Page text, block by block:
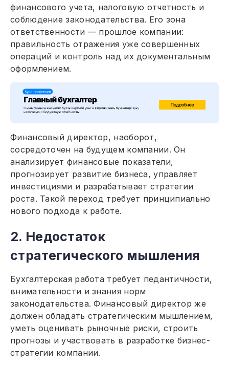
финансового учета, налоговую отчетность и
соблюдение законодательства. Его зона
ответственности — прошлое компании:
правильность отражения уже совершенных
операций и контроль над их документальным
оформлением.
Финансовый директор, наоборот,
сосредоточен на будущем компании. Он
анализирует финансовые показатели,
прогнозирует развитие бизнеса, управляет
инвестициями и разрабатывает стратегии
роста. Такой переход требует принципиально
нового подхода к работе.
2. Недостаток
стратегического мышления
Бухгалтерская работа требует педантичности,
внимательности и знания норм
законодательства. Финансовый директор же
должен обладать стратегическим мышлением,
уметь оценивать рыночные риски, строить
прогнозы и участвовать в разработке бизнес-
стратегии компании.